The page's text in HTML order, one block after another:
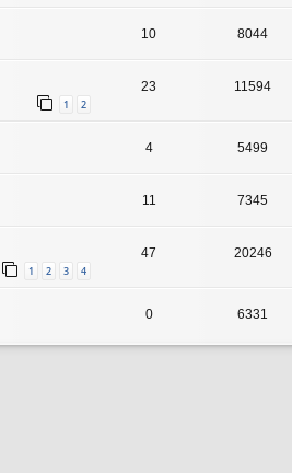
10 8044
1 2
23 11594
4 5499
11 7345
1 2 3 4
47 20246
0 6331